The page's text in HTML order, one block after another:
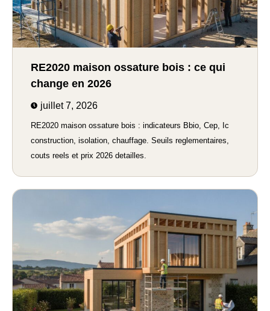
RE2020 maison ossature bois : ce qui
change en 2026
juillet 7, 2026
RE2020 maison ossature bois : indicateurs Bbio, Cep, Ic
construction, isolation, chauffage. Seuils reglementaires,
couts reels et prix 2026 detailles.